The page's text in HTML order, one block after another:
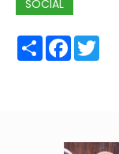
SOCIAL
ShareFacebook